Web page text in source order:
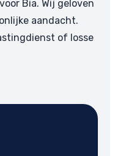
Bia. Wij geloven
aandacht.
of losse